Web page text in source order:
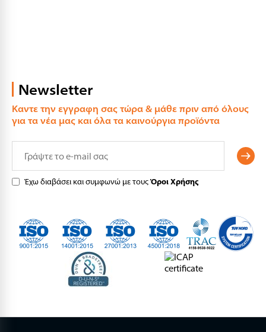
Newsletter
Καντε την εγγραφη σας τώρα & μάθε πριν από όλους
για τα νέα μας και όλα τα καινούργια προϊόντα
Έχω διαβάσει και συμφωνώ με τουςΌροι Χρήσης